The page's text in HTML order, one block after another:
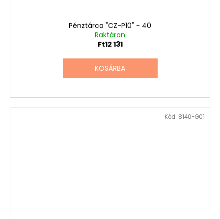
Pénztárca "CZ-P10" - 40
Raktáron
Ft12 131
KOSÁRBA
Kód: 8140-G01